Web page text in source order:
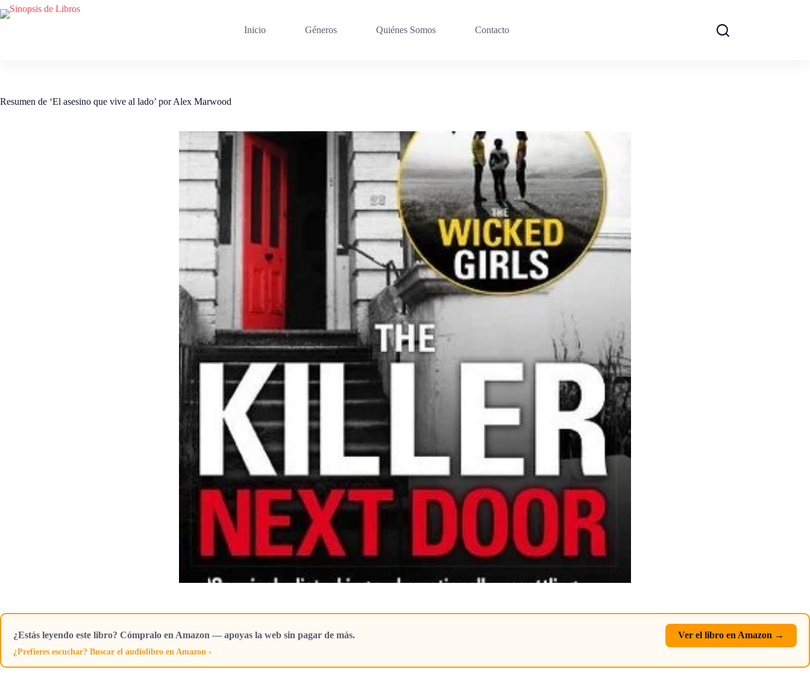
Saltar
al
Inicio Géneros Quiénes Somos Contacto
Resumen de ‘El asesino que vive al lado’ por Alex Marwood
¿Estás leyendo este libro? Cómpralo en Amazon — apoyas la web sin pagar de más. Ver el libro en Amazon →
¿Prefieres escuchar? Buscar el audiolibro en Amazon ›